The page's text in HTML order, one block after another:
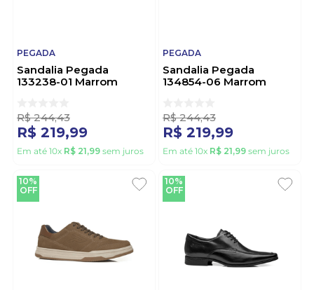
PEGADA
Sandalia Pegada
133238-01 Marrom
R$ 244,43
R$ 219,99
Em até 10x R$ 21,99 sem juros
PEGADA
Sandalia Pegada
134854-06 Marrom
R$ 244,43
R$ 219,99
Em até 10x R$ 21,99 sem juros
10%
OFF
10%
OFF